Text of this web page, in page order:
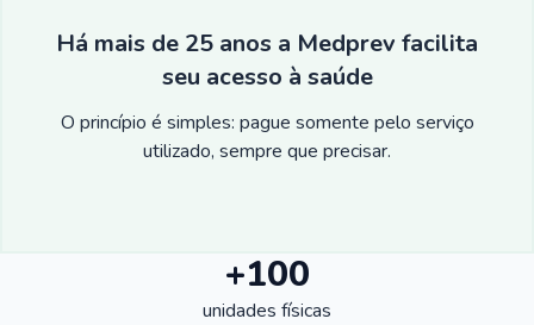
Há mais de 25 anos a Medprev facilita
seu acesso à saúde
O princípio é simples: pague somente pelo serviço
utilizado, sempre que precisar.
+100
unidades físicas